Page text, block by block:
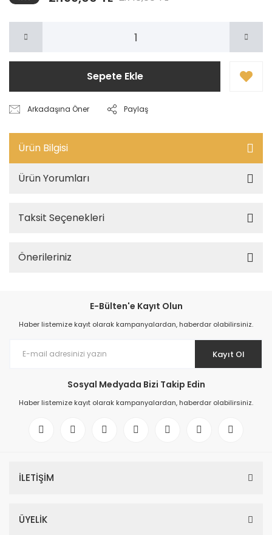
Sepete Ekle
Arkadaşına Öner Paylaş
Ürün Bilgisi
Ürün Yorumları
Taksit Seçenekleri
Önerileriniz
E-Bülten'e Kayıt Olun
Haber listemize kayıt olarak kampanyalardan, haberdar olabilirsiniz.
Kayıt Ol
Sosyal Medyada Bizi Takip Edin
Haber listemize kayıt olarak kampanyalardan, haberdar olabilirsiniz.
İLETİŞİM
ÜYELİK